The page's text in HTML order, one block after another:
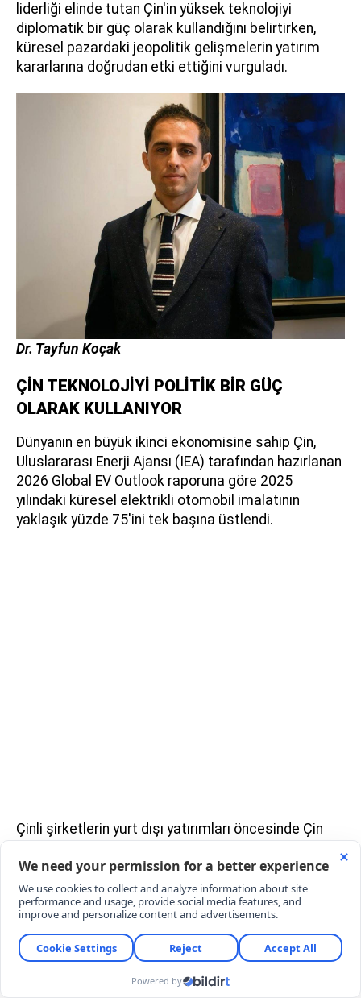
liderliği elinde tutan Çin'in yüksek teknolojiyi
diplomatik bir güç olarak kullandığını belirtirken,
küresel pazardaki jeopolitik gelişmelerin yatırım
kararlarına doğrudan etki ettiğini vurguladı.
Dr. Tayfun Koçak
ÇİN TEKNOLOJİYİ POLİTİK BİR GÜÇ
OLARAK KULLANIYOR
Dünyanın en büyük ikinci ekonomisine sahip Çin,
Uluslararası Enerji Ajansı (IEA) tarafından hazırlanan
2026 Global EV Outlook raporuna göre 2025
yılındaki küresel elektrikli otomobil imalatının
yaklaşık yüzde 75'ini tek başına üstlendi.
Çinli şirketlerin yurt dışı yatırımları öncesinde Çin
Kalkınma ve Reform Komisyonu (NDRC) ile Ticaret
Bakanlığı (MOFCOM) gibi resmi kurumlardan izin
alması gerekiyor.
Bu durum, Pekin yönetiminin yurt dışı ticari adımları
doğrudan yönlendirmesine imkan sağlıyor.